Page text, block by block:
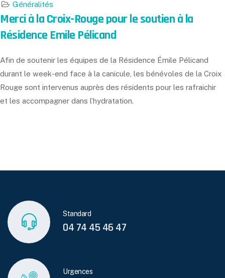
Généralités
Merci à la Croix-Rouge pour le soutien à la
Résidence Emile Pélicand
Afin de soutenir les équipes de la Résidence Émile Pélicand
durant le week-end face à la canicule, les bénévoles de la Croix
Rouge sont intervenus auprès des résidents pour les rafraichir
et les accompagner dans l’hydratation.
Standard
04 74 45 46 47
Urgences